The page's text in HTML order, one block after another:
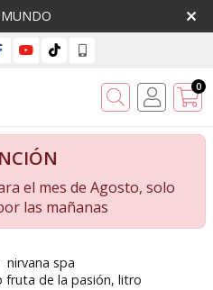
Buscar 0
el mes de Agosto, solo
las mañanas
nirvana spa
fruta de la pasión, litro